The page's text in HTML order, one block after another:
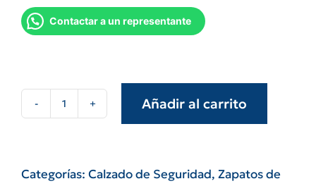
Contactar a un representante
Zapato
marrón
Añadir al carrito
Categorías: Calzado de Seguridad, Zapatos de